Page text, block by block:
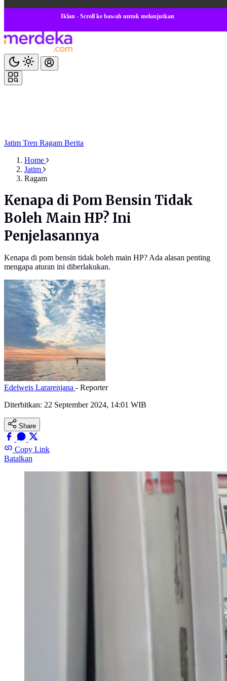
Iklan - Scroll ke bawah untuk melanjutkan
Jatim Tren Ragam Berita
Home
Jatim
Ragam
Kenapa di Pom Bensin Tidak
Boleh Main HP? Ini
Penjelasannya
Kenapa di pom bensin tidak boleh main HP? Ada alasan penting
mengapa aturan ini diberlakukan.
Edelweis Lararenjana - Reporter
Diterbitkan: 22 September 2024, 14:01 WIB
Share
Copy Link
Batalkan